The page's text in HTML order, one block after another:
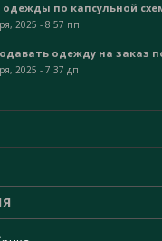
по капсульной
2025 - 8:57 пп
одежду на заказ
2025 - 7:37 дп